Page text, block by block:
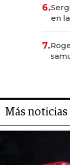
6.
en
rol
7.
Más noticias